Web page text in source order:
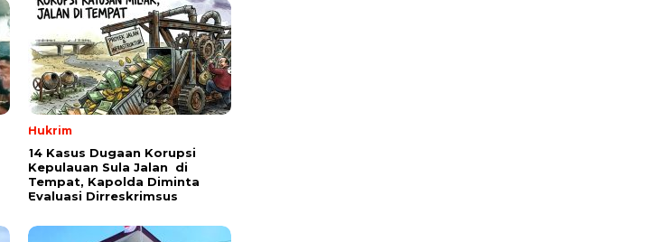
Hukrim
14 Kasus Dugaan Korupsi
Kepulauan Sula Jalan di
Tempat, Kapolda Diminta
Evaluasi Dirreskrimsus